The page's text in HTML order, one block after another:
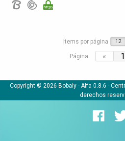
Ítems por página 12
Página « 1
Copyright © 2026 Bobaly - Alfa 0.8.6 -
derechos